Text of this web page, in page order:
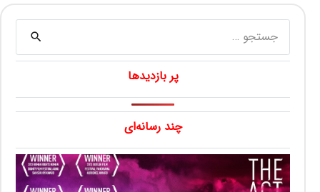
برای:
پر بازدیدها
چند رسانه‌ای